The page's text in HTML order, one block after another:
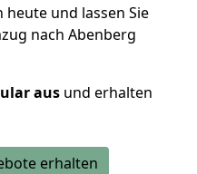
und lassen Sie
nach Abenberg
aus und erhalten
erhalten